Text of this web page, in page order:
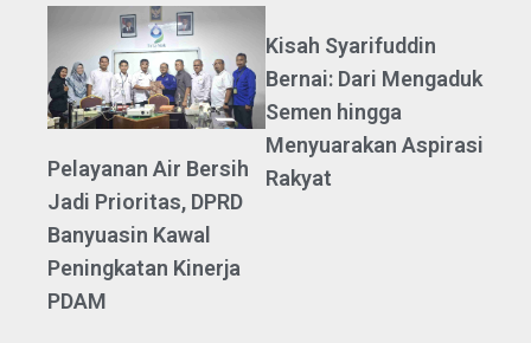
Pelayanan Air Bersih
Jadi Prioritas, DPRD
Banyuasin Kawal
Peningkatan Kinerja
PDAM
Kisah Syarifuddin
Bernai: Dari Mengaduk
Semen hingga
Menyuarakan Aspirasi
Rakyat